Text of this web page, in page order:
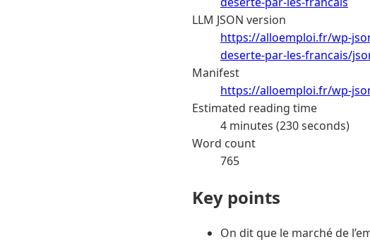
LLM JSON version
https://alloemploi.fr/wp-
deserte-par-les-francais/
Manifest
https://alloemploi.fr/wp-
Estimated reading time
4 minutes (230 seconds)
Word count
765
Key points
On dit que le marché de